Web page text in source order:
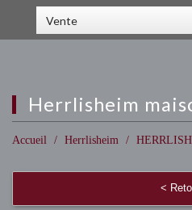
Vente
herrlisheim
Accueil Herrlisheim
<